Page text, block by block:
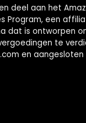
deel aan het
Program, een
dat is ontworpen
te
en aangesloten